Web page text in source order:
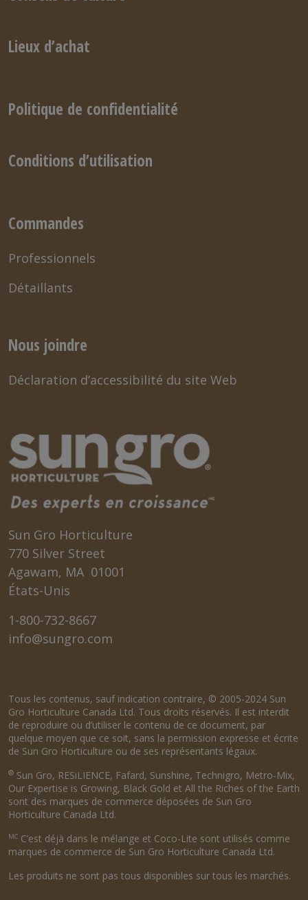
Lieux d’achat
Politique de confidentialité
Conditions d’utilisation
Commandes
Professionnels
Détaillants
Nous joindre
Déclaration d’accessibilité du site Web
Sun Gro Horticulture
770 Silver Street
Agawam, MA 01001
États-Unis
1-800-732-8667
info@sungro.com
Tous les contenus, sauf indication contraire, © 2005-2024 Sun
Gro Horticulture Canada Ltd. Tous droits réservés. Il est interdit
de reproduire ou d’utiliser le contenu de ce document, par
quelque moyen que ce soit, sans la permission expresse et écrite
de Sun Gro Horticulture ou de ses représentants légaux.
® Sun Gro, RESiLIENCE, Fafard, Sunshine, Technigro, Metro-Mix,
Our Expertise is Growing, Black Gold et All the Riches of the Earth
sont des marques de commerce déposées de Sun Gro
Horticulture Canada Ltd.
MC C’est déjà dans le mélange et Coco-Lite sont utilisés comme
marques de commerce de Sun Gro Horticulture Canada Ltd.
Les produits ne sont pas tous disponibles sur tous les marchés.